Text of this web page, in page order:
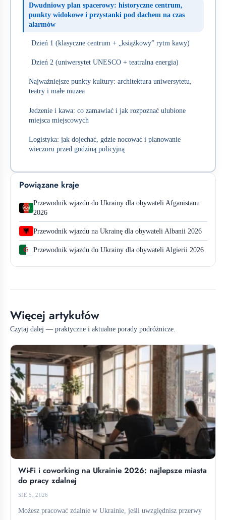
Dwudniowy plan spacerowy: historyczne centrum,
punkty widokowe i przystanki pod dachem na czas
alarmów
Dzień 1 (klasyczne centrum + „książkowy” rytm kawy)
Dzień 2 (uniwersytet UNESCO + teatralna energia)
Najważniejsze punkty kultury: architektura uniwersytetu,
teatry i małe muzea
Jedzenie i kawa: co zamawiać i jak rozpoznać ulubione
miejsca miejscowych
Logistyka: jak dojechać, gdzie nocować i planowanie
wieczoru przed godziną policyjną
Powiązane kraje
Przewodnik wjazdu do Ukrainy dla obywateli Afganistanu
2026
Przewodnik wjazdu na Ukrainę dla obywateli Albanii 2026
Przewodnik wjazdu do Ukrainy dla obywateli Algierii 2026
Więcej artykułów
Czytaj dalej — praktyczne i aktualne porady podróżnicze.
Wi-Fi i coworking na Ukrainie 2026: najlepsze miasta
do pracy zdalnej
SIE 5, 2026
Możesz pracować zdalnie w Ukrainie, jeśli uwzględnisz przerwy